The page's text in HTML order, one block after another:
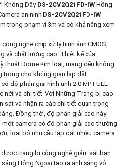
Không Dây DS-2CV2Q21FD-IW Hồng
an ninh DS-2CV2Q21FD-IW
trong phạm vi 3m và có khả năng xem
nghệ chip xử lý hình ảnh CMOS,
và chất lượng cao. Thiết kế của
thuật Dome Kim loại, mang đến không
trọng cho không gian lắp đặt.
có độ phân giải hình ảnh 2.0 MP FULL
nét và chi tiết. Với Những Trang bị cao
sát và nhận ra các chi tiết quan trọng
Đồng thời, độ phân giải cao này
một camera có độ phân giải cao thường
loại bỏ nhu cầu lắp đặt nhiều camera
được trang bị công nghệ giám sát ban
Hồng Ngoại tạo ra ánh sáng vô